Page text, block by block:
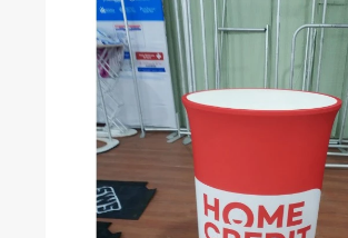
Műanyag kerek emelhető pult
Mutass többet >>